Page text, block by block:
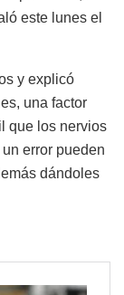
este lunes el
y explicó
una factor
que los nervios
error pueden
dándoles